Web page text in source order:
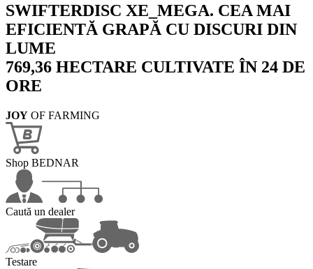
SWIFTERDISC XE_MEGA. CEA MAI
EFICIENTĂ GRAPĂ CU DISCURI DIN
LUME
769,36 HECTARE CULTIVATE ÎN 24 DE
ORE
JOY OF FARMING
Shop BEDNAR
Caută un dealer
Testare